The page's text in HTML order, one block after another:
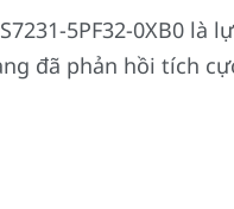
5PF32-0XB0
đã phản hồi tích